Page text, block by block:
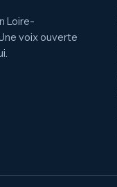
Loire-
voix ouverte